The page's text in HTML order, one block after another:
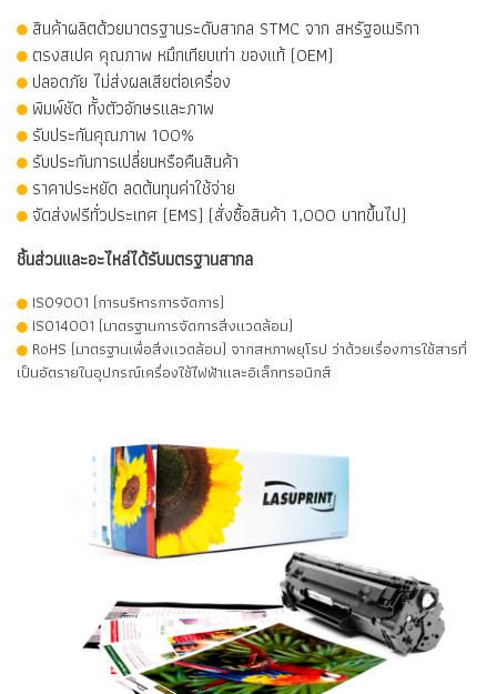
สินค้าผลิตด้วยมาตรฐานระดับสากล STMC จาก สหรัฐอเมริกา
ตรงสเปค คุณภาพ หมึกเทียบเท่า ของแท้ (OEM)
ปลอดภัย ไม่ส่งผลเสียต่อเครื่อง
พิมพ์ชัด ทั้งตัวอักษรและภาพ
รับประกันคุณภาพ 100%
รับประกันการเปลี่ยนหรือคืนสินค้า
ราคาประหยัด ลดต้นทุนค่าใช้จ่าย
จัดส่งฟรีทั่วประเทศ (EMS) (สั่งซื้อสินค้า 1,000 บาทขึ้นไป)
ชิ้นส่วนและอะไหล่ได้รับมตรฐานสากล
ISO9001 (การบริหารการจัดการ)
ISO14001 (มาตรฐานการจัดการสิ่งแวดล้อม)
RoHS (มาตรฐานเพื่อสิ่งแวดล้อม) จากสหภาพยุโรป ว่าด้วยเรื่องการใช้สารที่
เป็นอัตรายในอุปกรณ์เครื่องใช้ไฟฟ้าและอิเล็กทรอนิกส์